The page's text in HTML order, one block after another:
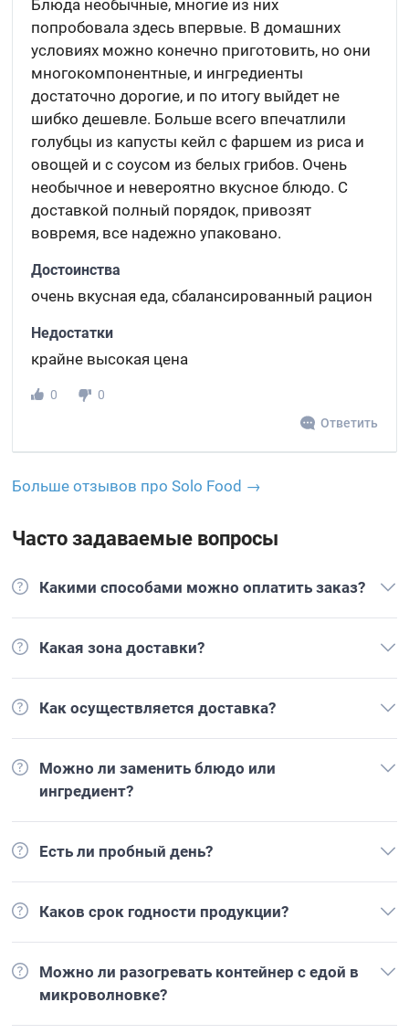
Блюда необычные, многие из них
попробовала здесь впервые. В домашних
условиях можно конечно приготовить, но они
многокомпонентные, и ингредиенты
достаточно дорогие, и по итогу выйдет не
шибко дешевле. Больше всего впечатлили
голубцы из капусты кейл с фаршем из риса и
овощей и с соусом из белых грибов. Очень
необычное и невероятно вкусное блюдо. С
доставкой полный порядок, привозят
вовремя, все надежно упаковано.
Достоинства
очень вкусная еда, сбалансированный рацион
Недостатки
крайне высокая цена
0
0
Ответить
Больше отзывов про Solo Food →
Часто задаваемые вопросы
Какими способами можно оплатить заказ?
Какая зона доставки?
Как осуществляется доставка?
Можно ли заменить блюдо или
ингредиент?
Есть ли пробный день?
Каков срок годности продукции?
Можно ли разогревать контейнер с едой в
микроволновке?